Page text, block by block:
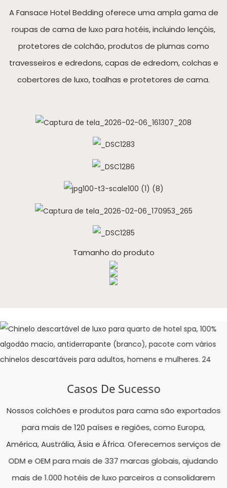
A Fansace Hotel Bedding oferece uma ampla gama de
roupas de cama de luxo para hotéis, incluindo lençóis,
protetores de colchão, produtos de plumas como
travesseiros e edredons, capas de edredom, colchas e
cobertores de luxo, toalhas e protetores de cama.
Tamanho do produto
Casos De Sucesso
Nossos colchões e produtos para cama são exportados
para mais de 120 países e regiões, como Europa,
América, Austrália, Ásia e África. Oferecemos serviços de
ODM e OEM para mais de 337 marcas globais, ajudando
mais de 1.000 hotéis de luxo parceiros a consolidarem